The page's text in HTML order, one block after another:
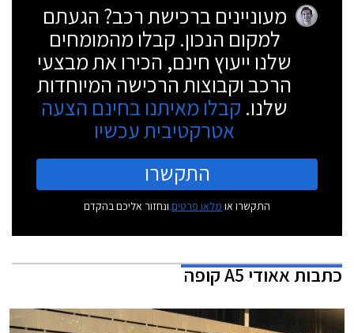
מעוניינים ברכישת רכב? הגעתם
למקום הנכון. קבלו מהמומחים
שלנו ייעוץ חינם, הכירו את מבצעי
הרכב וקבוצות הרכישה המיוחדות
שלנו. קבלו מאיתנו בחינם הצעה
אטרקטיבית עכשיו
התקשרו
התקשרו או מלאו פרטים ונחזור אליכם בהקדם
כתבותאאודי A5 קופה